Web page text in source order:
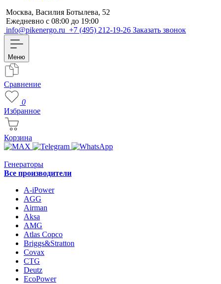
Москва, Василия Ботылева, 52
Ежедневно с 08:00 до 19:00
info@pikenergo.ru +7 (495) 212-19-26 Заказать звонок
Меню
Сравнение
0
Избранное
Корзина
Генераторы
Все производители
A-iPower
AGG
Airman
Aksa
AMG
Atlas Copco
Briggs&Stratton
Covax
CTG
Deutz
EcoPower